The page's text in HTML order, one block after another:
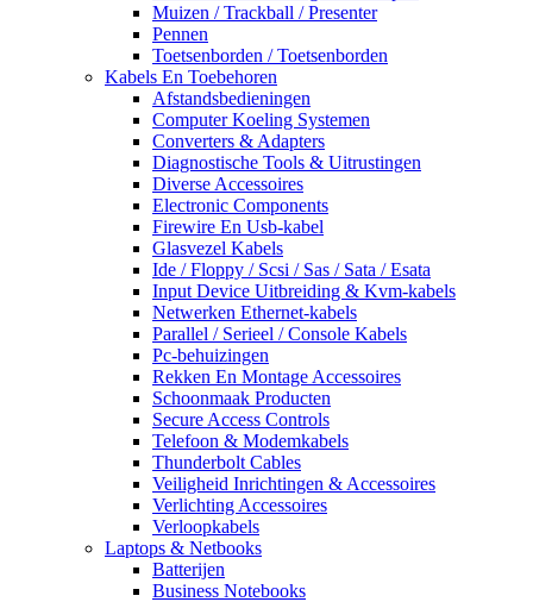
Muizen / Trackball / Presenter
Pennen
Toetsenborden / Toetsenborden
Kabels En Toebehoren
Afstandsbedieningen
Computer Koeling Systemen
Converters & Adapters
Diagnostische Tools & Uitrustingen
Diverse Accessoires
Electronic Components
Firewire En Usb-kabel
Glasvezel Kabels
Ide / Floppy / Scsi / Sas / Sata / Esata
Input Device Uitbreiding & Kvm-kabels
Netwerken Ethernet-kabels
Parallel / Serieel / Console Kabels
Pc-behuizingen
Rekken En Montage Accessoires
Schoonmaak Producten
Secure Access Controls
Telefoon & Modemkabels
Thunderbolt Cables
Veiligheid Inrichtingen & Accessoires
Verlichting Accessoires
Verloopkabels
Laptops & Netbooks
Batterijen
Business Notebooks